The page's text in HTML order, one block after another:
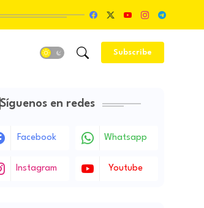
Subscribe
Síguenos en redes
Facebook Whatsapp
Instagram Youtube